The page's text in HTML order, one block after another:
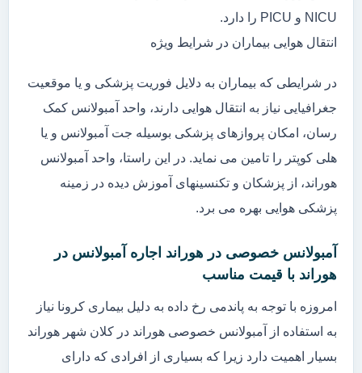
NICU و PICU را دارد.
انتقال هوایی بیماران در شرایط ویژه
در شرایطی که بیماران به دلایل فوریت پزشکی و یا موقعیت
جغرافیایی نیاز به انتقال هوایی دارند، واحد آمبولانس کمک
رسان، امکان پروازهای پزشکی بوسیله جت آمبولانس و یا
هلی کوپتر را تامین می نماید. در این راستا، واحد آمبولانس
هوراند، از پزشکان و تکنسینهای آموزش دیده در زمینه
پزشکی هوایی بهره می برد.
آمبولانس خصوصی در هوراند اجاره آمبولانس در
هوراند با قیمت مناسب
امروزه با توجه به پاندمی رخ داده به دلیل بیماری کرونا نیاز
به استفاده از آمبولانس خصوصی هوراند در کلان شهر هوراند
بسیار اهمیت دارد زیرا که بسیاری از افرادی که دارای